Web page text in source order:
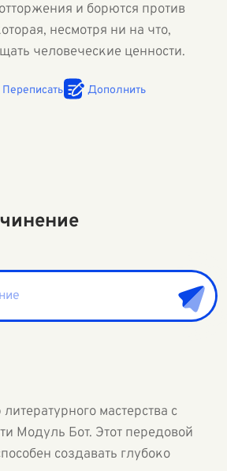
и борются против
несмотря ни на что,
человеческие ценности.
Переписать Дополнить
мастерства с
Модуль Бот. Этот передовой
создавать глубоко